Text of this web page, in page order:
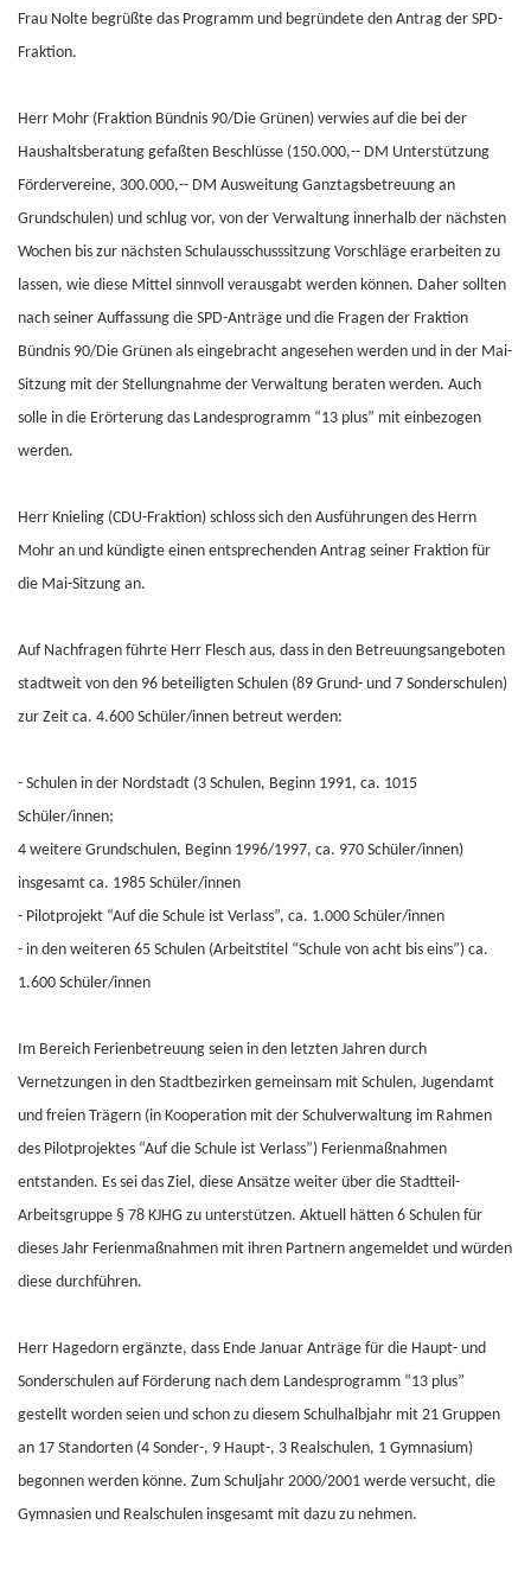
Frau Nolte begrüßte das Programm und begründete den Antrag der SPD-
Fraktion.
Herr Mohr (Fraktion Bündnis 90/Die Grünen) verwies auf die bei der
Haushaltsberatung gefaßten Beschlüsse (150.000,-- DM Unterstützung
Fördervereine, 300.000,-- DM Ausweitung Ganztagsbetreuung an
Grundschulen) und schlug vor, von der Verwaltung innerhalb der nächsten
Wochen bis zur nächsten Schulausschusssitzung Vorschläge erarbeiten zu
lassen, wie diese Mittel sinnvoll verausgabt werden können. Daher sollten
nach seiner Auffassung die SPD-Anträge und die Fragen der Fraktion
Bündnis 90/Die Grünen als eingebracht angesehen werden und in der Mai-
Sitzung mit der Stellungnahme der Verwaltung beraten werden. Auch
solle in die Erörterung das Landesprogramm “13 plus” mit einbezogen
werden.
Herr Knieling (CDU-Fraktion) schloss sich den Ausführungen des Herrn
Mohr an und kündigte einen entsprechenden Antrag seiner Fraktion für
die Mai-Sitzung an.
Auf Nachfragen führte Herr Flesch aus, dass in den Betreuungsangeboten
stadtweit von den 96 beteiligten Schulen (89 Grund- und 7 Sonderschulen)
zur Zeit ca. 4.600 Schüler/innen betreut werden:
- Schulen in der Nordstadt (3 Schulen, Beginn 1991, ca. 1015
Schüler/innen;
4 weitere Grundschulen, Beginn 1996/1997, ca. 970 Schüler/innen)
insgesamt ca. 1985 Schüler/innen
- Pilotprojekt “Auf die Schule ist Verlass”, ca. 1.000 Schüler/innen
- in den weiteren 65 Schulen (Arbeitstitel “Schule von acht bis eins”) ca.
1.600 Schüler/innen
Im Bereich Ferienbetreuung seien in den letzten Jahren durch
Vernetzungen in den Stadtbezirken gemeinsam mit Schulen, Jugendamt
und freien Trägern (in Kooperation mit der Schulverwaltung im Rahmen
des Pilotprojektes “Auf die Schule ist Verlass”) Ferienmaßnahmen
entstanden. Es sei das Ziel, diese Ansätze weiter über die Stadtteil-
Arbeitsgruppe § 78 KJHG zu unterstützen. Aktuell hätten 6 Schulen für
dieses Jahr Ferienmaßnahmen mit ihren Partnern angemeldet und würden
diese durchführen.
Herr Hagedorn ergänzte, dass Ende Januar Anträge für die Haupt- und
Sonderschulen auf Förderung nach dem Landesprogramm “13 plus”
gestellt worden seien und schon zu diesem Schulhalbjahr mit 21 Gruppen
an 17 Standorten (4 Sonder-, 9 Haupt-, 3 Realschulen, 1 Gymnasium)
begonnen werden könne. Zum Schuljahr 2000/2001 werde versucht, die
Gymnasien und Realschulen insgesamt mit dazu zu nehmen.